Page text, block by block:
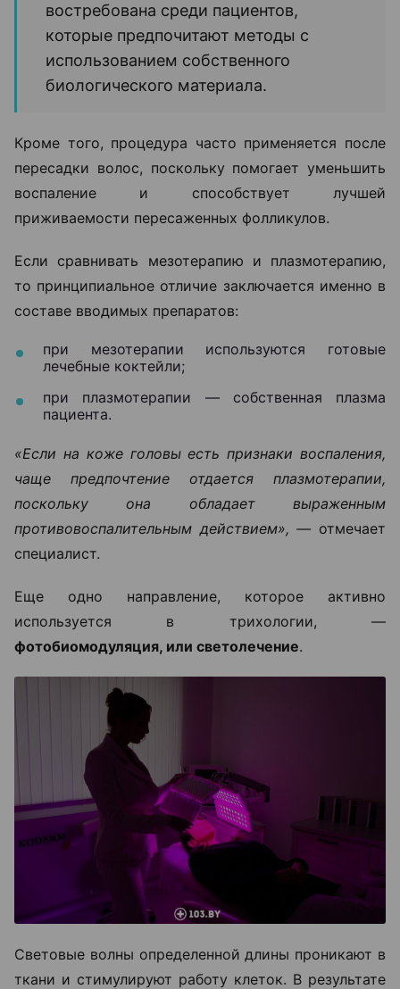
востребована среди пациентов,
которые предпочитают методы с
использованием собственного
биологического материала.
Кроме того, процедура часто применяется после
пересадки волос, поскольку помогает уменьшить
воспаление и способствует лучшей
приживаемости пересаженных фолликулов.
Если сравнивать мезотерапию и плазмотерапию,
то принципиальное отличие заключается именно в
составе вводимых препаратов:
при мезотерапии используются готовые
лечебные коктейли;
при плазмотерапии — собственная плазма
пациента.
«Если на коже головы есть признаки воспаления,
чаще предпочтение отдается плазмотерапии,
поскольку она обладает выраженным
противовоспалительным действием», — отмечает
специалист.
Еще одно направление, которое активно
используется в трихологии, —
фотобиомодуляция, или светолечение.
Световые волны определенной длины проникают в
ткани и стимулируют работу клеток. В результате